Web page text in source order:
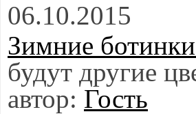
06.10.2015
Зимние
будут другие
Гость